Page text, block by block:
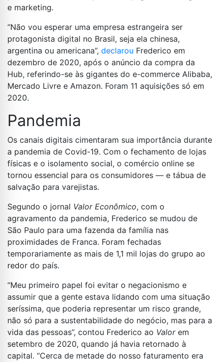
e marketing.
“Não vou esperar uma empresa estrangeira ser
protagonista digital no Brasil, seja ela chinesa,
argentina ou americana”, declarou Frederico em
dezembro de 2020, após o anúncio da compra da
Hub, referindo-se às gigantes do e-commerce Alibaba,
Mercado Livre e Amazon. Foram 11 aquisições só em
2020.
Pandemia
Os canais digitais cimentaram sua importância durante
a pandemia de Covid-19. Com o fechamento de lojas
físicas e o isolamento social, o comércio online se
tornou essencial para os consumidores — e tábua de
salvação para varejistas.
Segundo o jornal Valor Econômico, com o
agravamento da pandemia, Frederico se mudou de
São Paulo para uma fazenda da família nas
proximidades de Franca. Foram fechadas
temporariamente as mais de 1,1 mil lojas do grupo ao
redor do país.
“Meu primeiro papel foi evitar o negacionismo e
assumir que a gente estava lidando com uma situação
seríssima, que poderia representar um risco grande,
não só para a sustentabilidade do negócio, mas para a
vida das pessoas”, contou Frederico ao Valor em
setembro de 2020, quando já havia retornado à
capital. “Cerca de metade do nosso faturamento era